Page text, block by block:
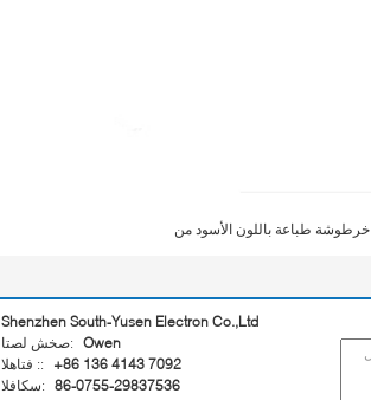
خرطوشة طباعة باللون الأسود من
Shenzhen South-Yusen Electron Co.,Ltd
اتصل شخص: Owen
الهاتف ::
+86 136 4143 7092
الفاكس: 86-0755-29837536